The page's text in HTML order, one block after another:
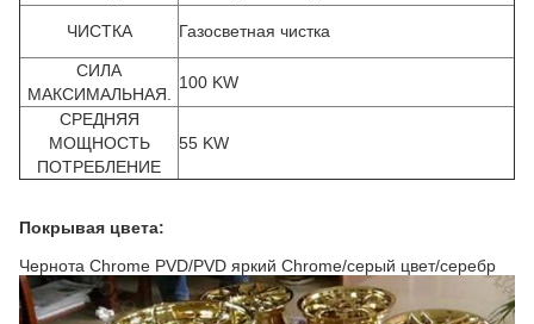
ЧИСТКА Газосветная чистка
СИЛА
МАКСИМАЛЬНАЯ.
100 KW
СРЕДНЯЯ
МОЩНОСТЬ
ПОТРЕБЛЕНИЕ
55 KW
Покрывая цвета:
Чернота Chrome PVD/PVD яркий Chrome/серый цвет/серебр